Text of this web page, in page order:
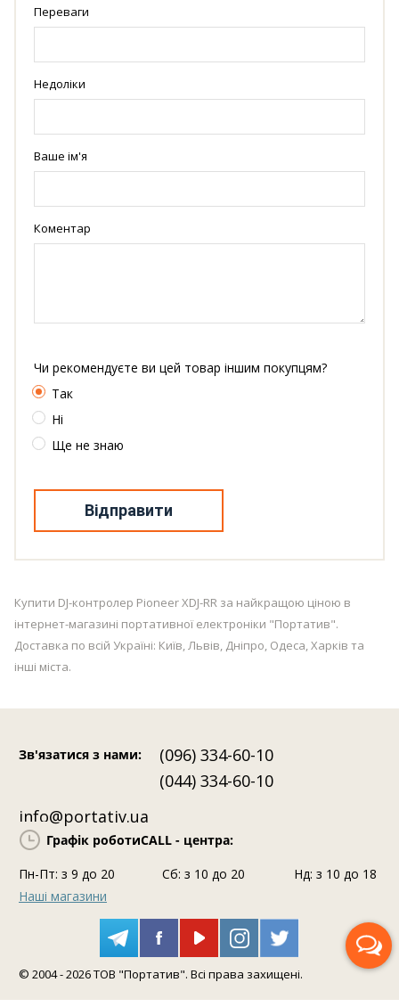
Переваги
Недоліки
Ваше ім'я
Коментар
Чи рекомендуєте ви цей товар іншим покупцям?
Так
Ні
Ще не знаю
Відправити
Купити DJ-контролер Pioneer XDJ-RR за найкращою ціною в
інтернет-магазині портативної електроніки "Портатив".
Доставка по всій Україні: Київ, Львів, Дніпро, Одеса, Харків та
інші міста.
Зв'язатися з нами:
(096) 334-60-10
(044) 334-60-10
info@portativ.ua
Графік роботиCALL - центра:
Пн-Пт: з 9 до 20
Сб: з 10 до 20
Нд: з 10 до 18
Наші магазини
© 2004 - 2026 ТОВ "Портатив". Всі права захищені.
Передзвоніть мені